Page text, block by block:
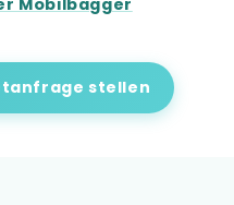
Mobilbagger
stellen